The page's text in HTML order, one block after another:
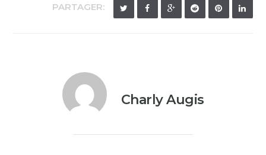
PARTAGER:
Charly Augis